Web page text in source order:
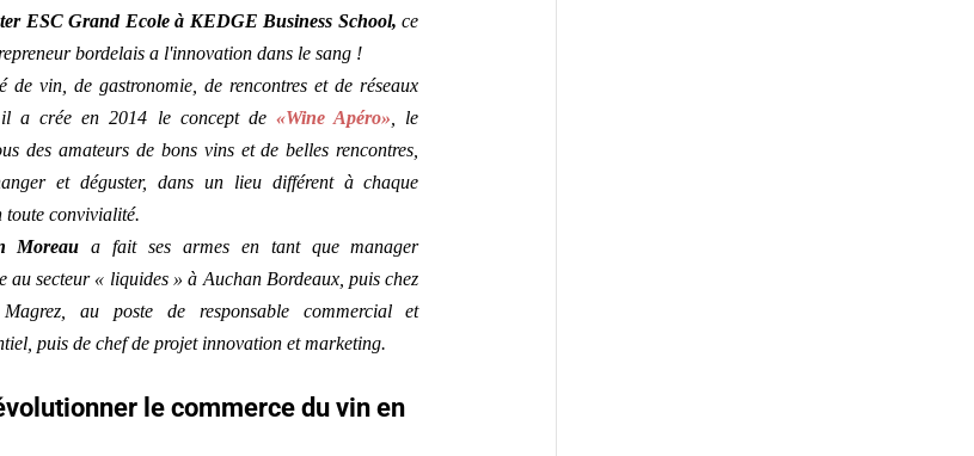
ESC Grand Ecole à KEDGE Business School,ce
bordelais a l'innovation dans le sang !
de vin, de gastronomie, de rencontres et de réseaux
il a crée en 2014 le concept de«Wine Apéro» , le
des amateurs de bons vins et de belles rencontres,
et déguster, dans un lieu différent à chaque
toute convivialité.
Moreau a fait ses armes en tant que manager
au secteur « liquides » à Auchan Bordeaux, puis chez
Magrez, au poste de responsable commercial et
puis de chef de projet innovation et marketing.
le commerce du vin en